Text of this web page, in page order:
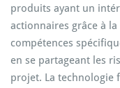
produits ayant un
actionnaires grâce à la
compétences
en se partageant les
projet. La technologie